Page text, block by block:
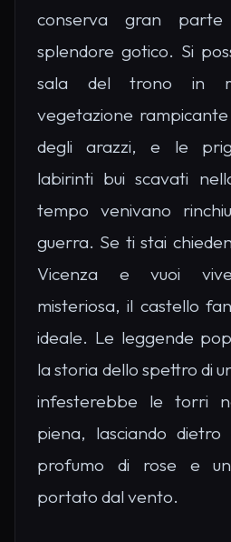
conserva gran
splendore gotico. Si
sala del trono in
vegetazione
degli arazzi, e le
labirinti bui scavati
tempo venivano
guerra. Se ti stai
Vicenza e vuoi
misteriosa, il castello
ideale. Le leggende
la storia dello spettro di
infesterebbe le torri
piena, lasciando
profumo di rose e
portato dal vento.